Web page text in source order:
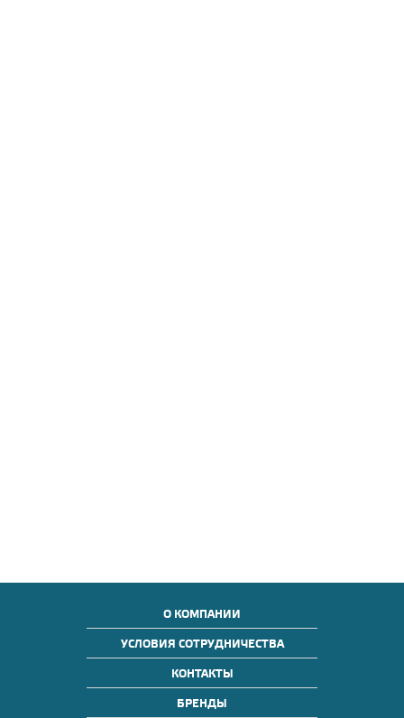
О КОМПАНИИ
УСЛОВИЯ СОТРУДНИЧЕСТВА
КОНТАКТЫ
БРЕНДЫ